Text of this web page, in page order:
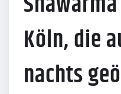
Köln, die
nachts